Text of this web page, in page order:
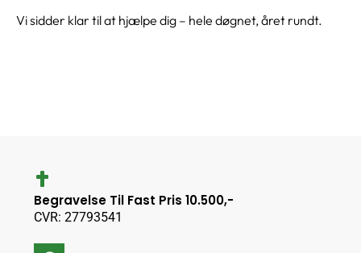
Vi sidder klar til at hjælpe dig – hele døgnet, året rundt.
Begravelse Til Fast Pris 10.500,-
CVR: 27793541